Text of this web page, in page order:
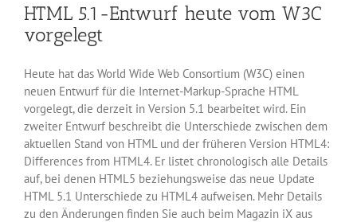
HTML 5.1-Entwurf heute vom W3C
vorgelegt
Heute hat das World Wide Web Consortium (W3C) einen
neuen Entwurf für die Internet-Markup-Sprache HTML
vorgelegt, die derzeit in Version 5.1 bearbeitet wird. Ein
zweiter Entwurf beschreibt die Unterschiede zwischen dem
aktuellen Stand von HTML und der früheren Version HTML4:
Differences from HTML4. Er listet chronologisch alle Details
auf, bei denen HTML5 beziehungsweise das neue Update
HTML 5.1 Unterschiede zu HTML4 aufweisen. Mehr Details
zu den Änderungen finden Sie auch beim Magazin iX aus